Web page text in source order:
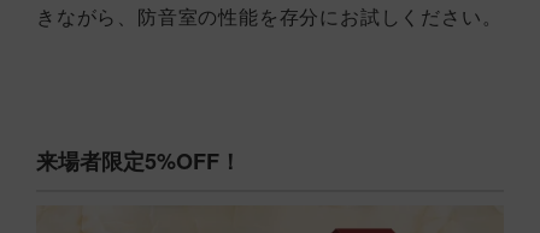
きながら、防音室の性能を存分にお試しください。
来場者限定5%OFF！